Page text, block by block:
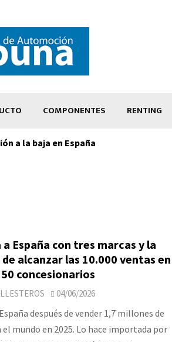
COMPONENTES RENTING
a la baja en España
a España con tres marcas y la
alcanzar las 10.000 ventas en
concesionarios
04/06/2026
después de vender 1,7 millones de
el mundo en 2025. Lo hace importada por